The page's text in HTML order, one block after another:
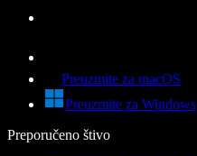
Preuzmite za macOS
Preuzmite za Windows
Preporučeno štivo